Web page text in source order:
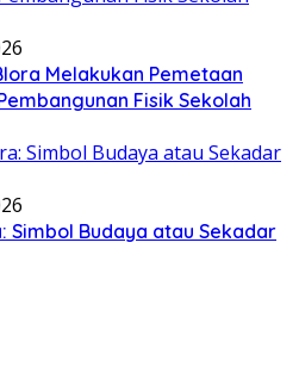
Melakukan Pemetaan
Fisik Sekolah
Simbol Budaya atau Sekadar